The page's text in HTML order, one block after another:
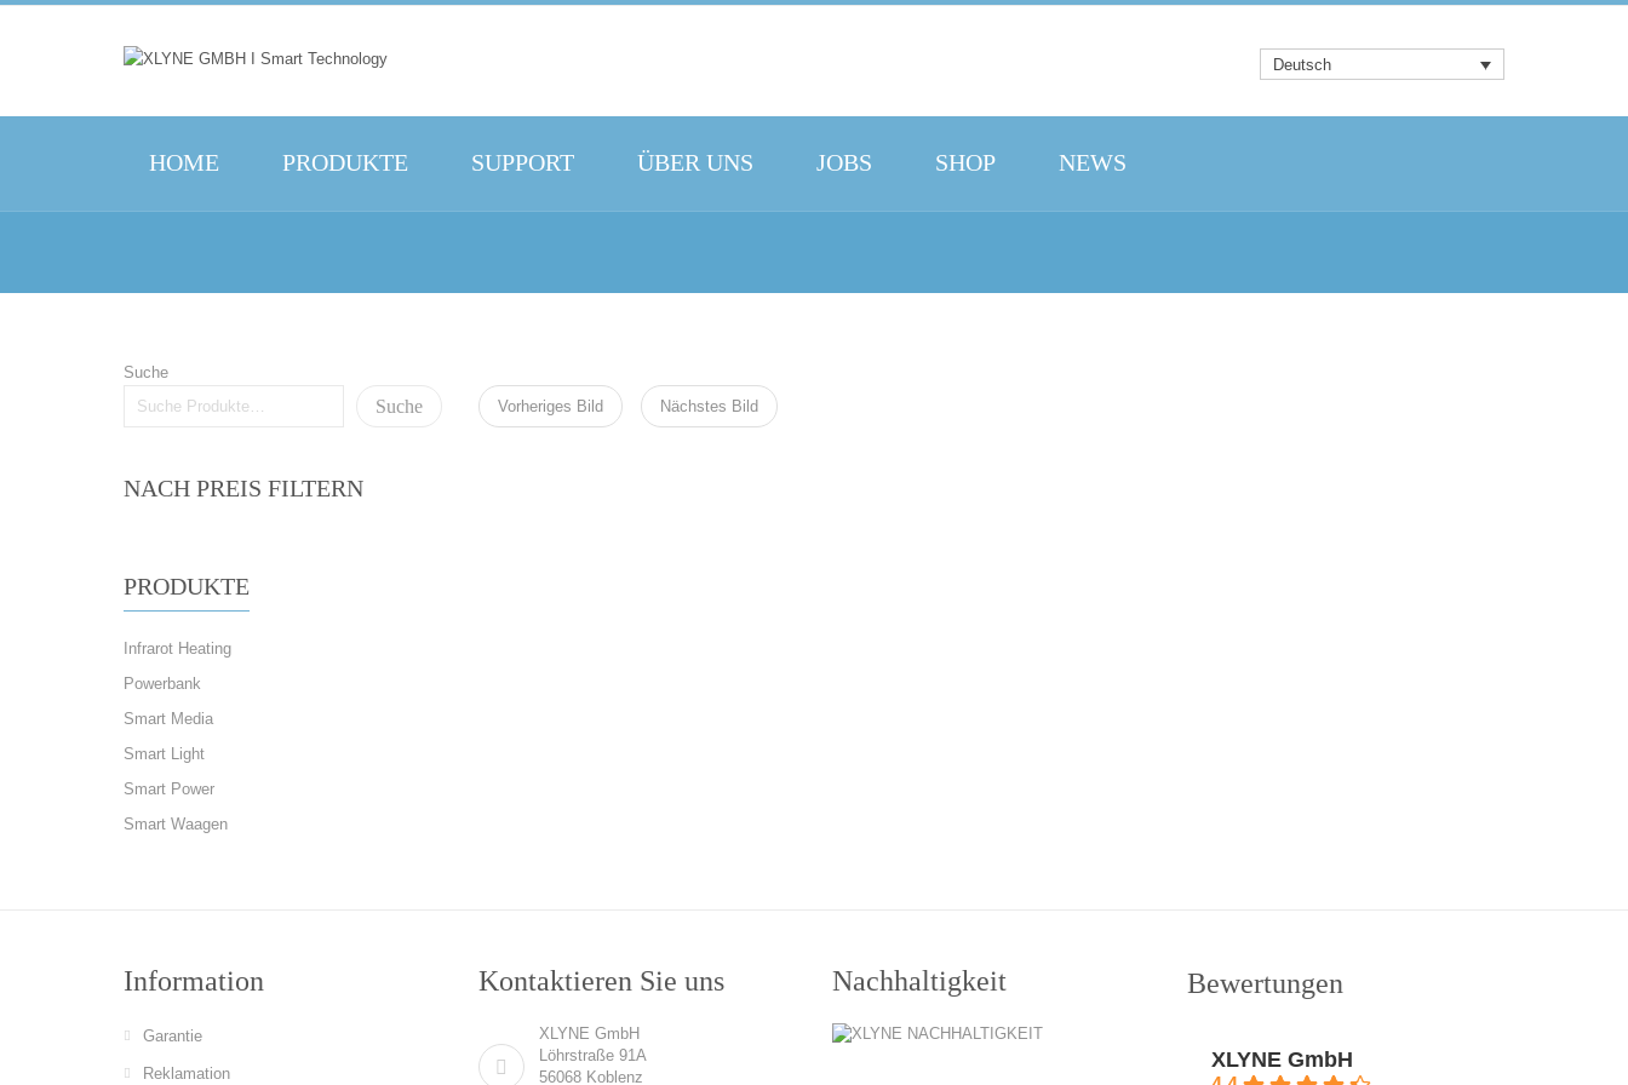
Deutsch
HOME PRODUKTE SUPPORT ÜBER UNS JOBS SHOP NEWS
Suche
Suche
NACH PREIS FILTERN
PRODUKTE
Infrarot Heating
Powerbank
Smart Media
Smart Light
Smart Power
Smart Waagen
Vorheriges Bild Nächstes Bild
Information
Garantie
Reklamation
Kontaktieren Sie uns
XLYNE GmbH
Löhrstraße 91A
56068 Koblenz
Nachhaltigkeit Bewertungen
XLYNE GmbH